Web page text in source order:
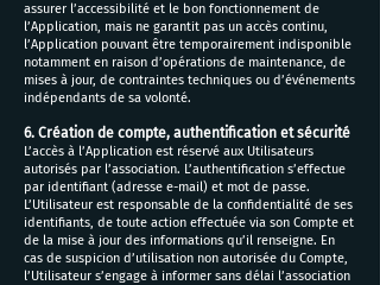
assurer l’accessibilité et le bon fonctionnement de
l’Application, mais ne garantit pas un accès continu,
l’Application pouvant être temporairement indisponible
notamment en raison d’opérations de maintenance, de
mises à jour, de contraintes techniques ou d’événements
indépendants de sa volonté.
6. Création de compte, authentification et sécurité
L’accès à l’Application est réservé aux Utilisateurs
autorisés par l’association. L’authentification s’effectue
par identifiant (adresse e-mail) et mot de passe.
L’Utilisateur est responsable de la confidentialité de ses
identifiants, de toute action effectuée via son Compte et
de la mise à jour des informations qu’il renseigne. En
cas de suspicion d’utilisation non autorisée du Compte,
l’Utilisateur s’engage à informer sans délai l’association